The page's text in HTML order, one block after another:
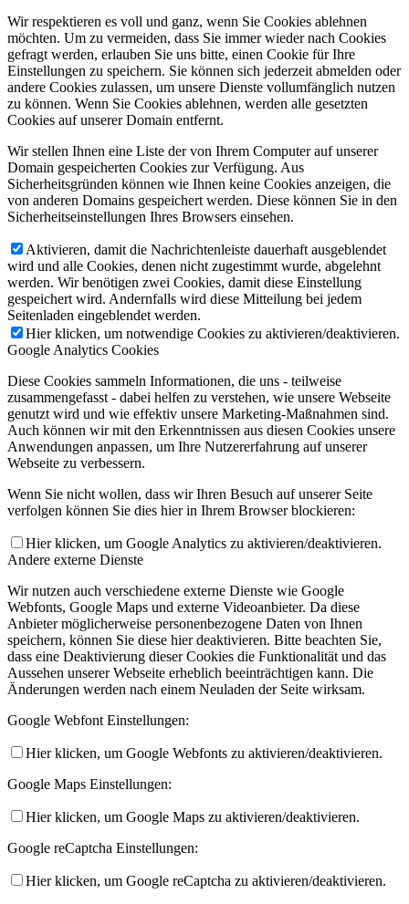
Wir respektieren es voll und ganz, wenn Sie Cookies ablehnen
möchten. Um zu vermeiden, dass Sie immer wieder nach Cookies
gefragt werden, erlauben Sie uns bitte, einen Cookie für Ihre
Einstellungen zu speichern. Sie können sich jederzeit abmelden oder
andere Cookies zulassen, um unsere Dienste vollumfänglich nutzen
zu können. Wenn Sie Cookies ablehnen, werden alle gesetzten
Cookies auf unserer Domain entfernt.
Wir stellen Ihnen eine Liste der von Ihrem Computer auf unserer
Domain gespeicherten Cookies zur Verfügung. Aus
Sicherheitsgründen können wie Ihnen keine Cookies anzeigen, die
von anderen Domains gespeichert werden. Diese können Sie in den
Sicherheitseinstellungen Ihres Browsers einsehen.
Aktivieren, damit die Nachrichtenleiste dauerhaft ausgeblendet
wird und alle Cookies, denen nicht zugestimmt wurde, abgelehnt
werden. Wir benötigen zwei Cookies, damit diese Einstellung
gespeichert wird. Andernfalls wird diese Mitteilung bei jedem
Seitenladen eingeblendet werden.
Hier klicken, um notwendige Cookies zu aktivieren/deaktivieren.
Google Analytics Cookies
Diese Cookies sammeln Informationen, die uns - teilweise
zusammengefasst - dabei helfen zu verstehen, wie unsere Webseite
genutzt wird und wie effektiv unsere Marketing-Maßnahmen sind.
Auch können wir mit den Erkenntnissen aus diesen Cookies unsere
Anwendungen anpassen, um Ihre Nutzererfahrung auf unserer
Webseite zu verbessern.
Wenn Sie nicht wollen, dass wir Ihren Besuch auf unserer Seite
verfolgen können Sie dies hier in Ihrem Browser blockieren:
Hier klicken, um Google Analytics zu aktivieren/deaktivieren.
Andere externe Dienste
Wir nutzen auch verschiedene externe Dienste wie Google
Webfonts, Google Maps und externe Videoanbieter. Da diese
Anbieter möglicherweise personenbezogene Daten von Ihnen
speichern, können Sie diese hier deaktivieren. Bitte beachten Sie,
dass eine Deaktivierung dieser Cookies die Funktionalität und das
Aussehen unserer Webseite erheblich beeinträchtigen kann. Die
Änderungen werden nach einem Neuladen der Seite wirksam.
Google Webfont Einstellungen:
Hier klicken, um Google Webfonts zu aktivieren/deaktivieren.
Google Maps Einstellungen:
Hier klicken, um Google Maps zu aktivieren/deaktivieren.
Google reCaptcha Einstellungen:
Hier klicken, um Google reCaptcha zu aktivieren/deaktivieren.